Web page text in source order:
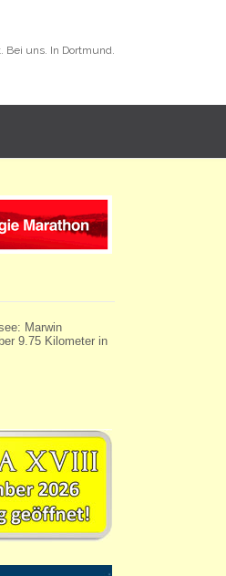
Bei uns. In Dortmund.